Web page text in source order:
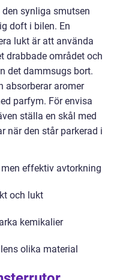
synliga smutsen
doft i bilen. En
lukt är att använda
drabbade området och
det dammsugs bort.
absorberar aromer
parfym. För envisa
ställa en skål med
när den står parkerad i
effektiv avtorkning
och lukt
kemikalier
olika material